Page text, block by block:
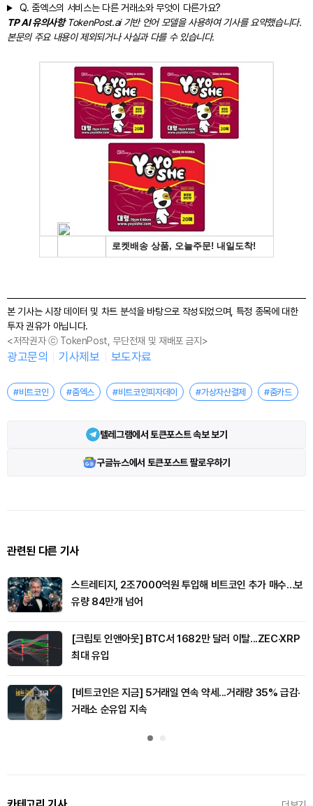
Q. 줌엑스의 서비스는 다른 거래소와 무엇이 다른가요?
TP AI 유의사항TokenPost.ai 기반 언어 모델을 사용하여 기사를 요약했습니다.
본문의 주요 내용이 제외되거나 사실과 다를 수 있습니다.
본 기사는 시장 데이터 및 차트 분석을 바탕으로 작성되었으며, 특정 종목에 대한
투자 권유가 아닙니다.
<저작권자 ⓒ TokenPost, 무단전재 및 재배포 금지>
광고문의 기사제보 보도자료
#비트코인 #줌엑스 #비트코인피자데이 #가상자산결제 #줌카드
텔레그램에서 토큰포스트 속보 보기
구글뉴스에서 토큰포스트 팔로우하기
관련된 다른 기사
스트레티지, 2조7000억원 투입해 비트코인 추가 매수…보
유량 84만개 넘어
[크립토 인앤아웃] BTC서 1682만 달러 이탈...ZEC·XRP
최대 유입
[비트코인은 지금] 5거래일 연속 약세...거래량 35% 급감·
거래소 순유입 지속